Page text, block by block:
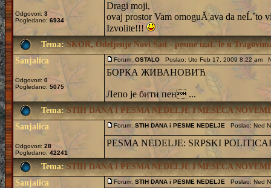
Odgovori: 3
Pogledano: 6934
Dragi moji,
ovaj prostor Vam omoguĂ¦ava da neĹˇto
Izvolite!!!
Tema:SKOR, Odeljenje Novi Sad - pesme izaĹˇle u
Sanjalica
Odgovori: 0
Pogledano: 5075
Forum: OSTALO Poslao: Uto Feb 17, 2009 8:22 am
БОРКА ЖИВАНОВИЋ
Лепо је бити пен ...
Tema:STIH DANA I PESMA NEDELJE I MESECA
Sanjalica
Odgovori: 28
Pogledano: 42241
Forum: STIH DANA i PESME NEDELJE Poslao: Ned
PESMA NEDELJE: SRPSKI
Tema:STIH DANA I PESMA NEDELJE I MESECA
Sanjalica
Forum: STIH DANA i PESME NEDELJE Poslao: Ned